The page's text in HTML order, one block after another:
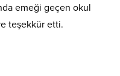
emeği geçen okul
teşekkür etti.